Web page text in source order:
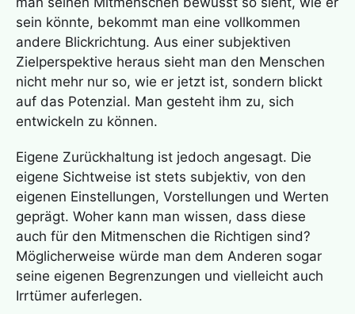
sein könnte, bekommt man eine vollkommen
andere Blickrichtung. Aus einer subjektiven
Zielperspektive heraus sieht man den Menschen
nicht mehr nur so, wie er jetzt ist, sondern blickt
auf das Potenzial. Man gesteht ihm zu, sich
entwickeln zu können.
Eigene Zurückhaltung ist jedoch angesagt. Die
eigene Sichtweise ist stets subjektiv, von den
eigenen Einstellungen, Vorstellungen und Werten
geprägt. Woher kann man wissen, dass diese
auch für den Mitmenschen die Richtigen sind?
Möglicherweise würde man dem Anderen sogar
seine eigenen Begrenzungen und vielleicht auch
Irrtümer auferlegen.